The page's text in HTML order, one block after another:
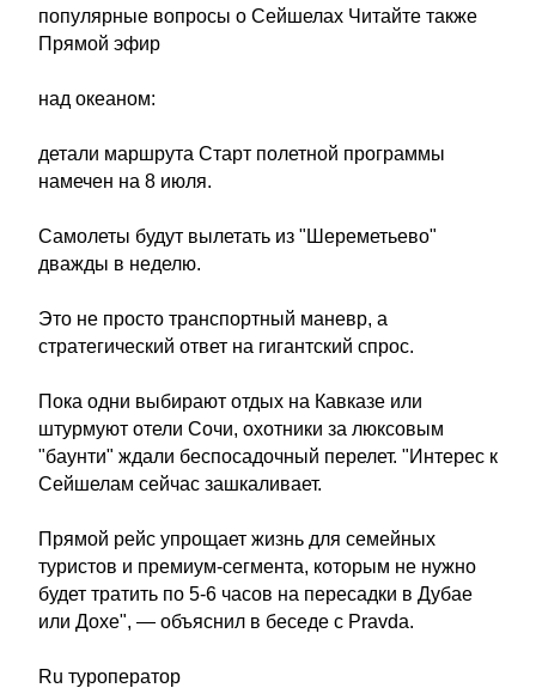
популярные вопросы о Сейшелах Читайте также
Прямой эфир
над океаном:
детали маршрута Старт полетной программы
намечен на 8 июля.
Самолеты будут вылетать из "Шереметьево"
дважды в неделю.
Это не просто транспортный маневр, а
стратегический ответ на гигантский спрос.
Пока одни выбирают отдых на Кавказе или
штурмуют отели Сочи, охотники за люксовым
"баунти" ждали беспосадочный перелет. "Интерес к
Сейшелам сейчас зашкаливает.
Прямой рейс упрощает жизнь для семейных
туристов и премиум-сегмента, которым не нужно
будет тратить по 5-6 часов на пересадки в Дубае
или Дохе", — объяснил в беседе с Pravda.
Ru туроператор